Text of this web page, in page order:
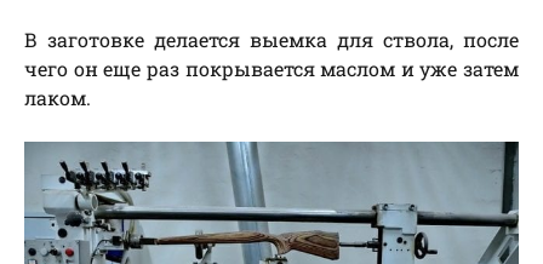
В заготовке делается выемка для ствола, после
чего он еще раз покрывается маслом и уже затем
лаком.